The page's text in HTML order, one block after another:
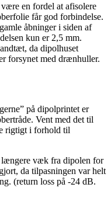
en fordel at afisolere
får god forbindelse.
åbninger i siden af
kun er 2,5 mm.
da dipolhuset
forsynet med drænhuller.
på dipolprintet er
Vent med det til
rigtigt i forhold til
væk fra dipolen for
da tilpasningen var helt
(return loss på -24 dB.